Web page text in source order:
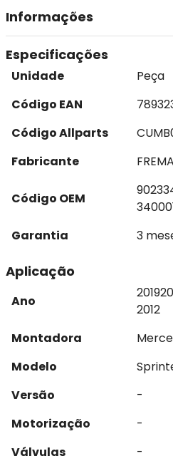
Informações
Especificações
Unidade
Peça
Código EAN
Código Allparts
Fabricante
Código OEM
Garantia
3
Aplicação
Ano
2019
2012
Montadora
Modelo
Versão
-
Motorização
-
Válvulas
-